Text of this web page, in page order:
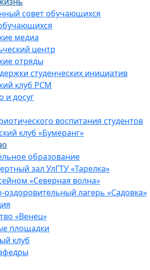
совет обучающихся
медиа
центр
отряды
студенческих инициатив
клуб РСМ
и досуг
воспитания студентов
клуб «Бумеранг»
образование
зал УлГТУ «Тарелка»
«Северная волна»
оздоровительный лагерь «Садовка»
«Венец»
площадки
клуб